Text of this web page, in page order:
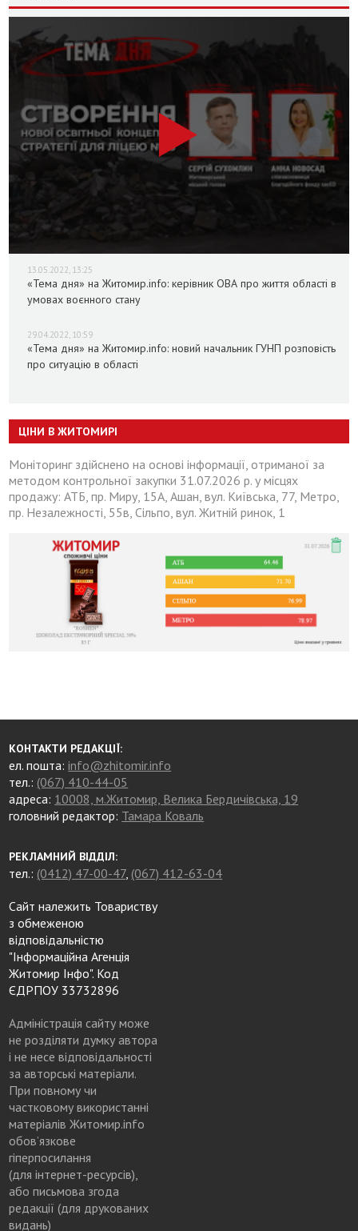
13.05.2022, 13:25
«Тема дня» на Житомир.info: керівник ОВА про життя області в
умовах воєнного стану
29.04.2022, 10:59
«Тема дня» на Житомир.info: новий начальник ГУНП розповість
про ситуацію в області
ЦІНИ В ЖИТОМИРІ
Моніторинг здійснено на основі інформації, отриманої за
методом контрольної закупки 31.07.2026 р. у місцях
продажу: АТБ, пр. Миру, 15А, Ашан, вул. Київська, 77, Метро,
пр. Незалежності, 55в, Сільпо, вул. Житній ринок, 1
КОНТАКТИ РЕДАКЦІЇ:
ел. пошта:info@zhitomir.info
тел.: (067) 410-44-05
адреса: 10008, м.Житомир, Велика Бердичівська, 19
головний редактор: Тамара Коваль
РЕКЛАМНИЙ ВІДДІЛ:
тел.: (0412) 47-00-47, (067) 412-63-04
Сайт належить Товариству
з обмеженою
відповідальністю
"Інформаційна Агенція
Житомир Інфо". Код
ЄДРПОУ 33732896
Адміністрація сайту може
не розділяти думку автора
і не несе відповідальності
за авторські матеріали.
При повному чи
частковому використанні
матеріалів Житомир.info
обов’язкове
гіперпосилання
(для інтернет-ресурсів),
або письмова згода
редакції (для друкованих
видань)